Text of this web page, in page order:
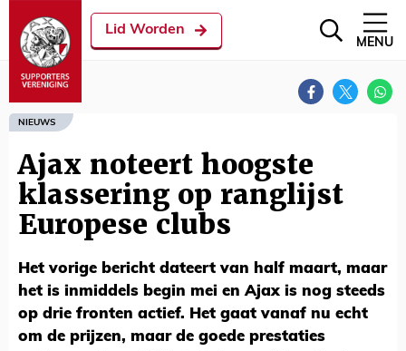
Lid Worden
MENU
NIEUWS
Ajax noteert hoogste
klassering op ranglijst
Europese clubs
Het vorige bericht dateert van half maart, maar
het is inmiddels begin mei en Ajax is nog steeds
op drie fronten actief. Het gaat vanaf nu echt
om de prijzen, maar de goede prestaties